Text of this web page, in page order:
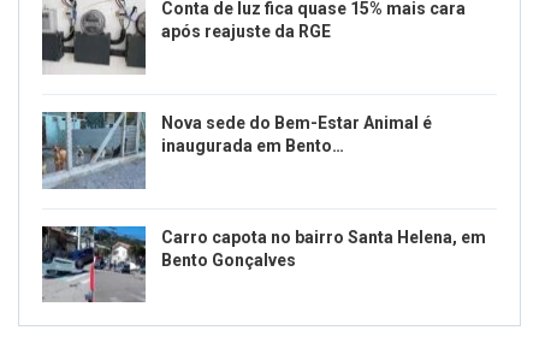
Conta de luz fica quase 15% mais cara
após reajuste da RGE
Nova sede do Bem-Estar Animal é
inaugurada em Bento…
Carro capota no bairro Santa Helena, em
Bento Gonçalves